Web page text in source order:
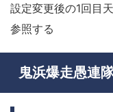
設定変更後の1回目
参照する
鬼浜爆走愚連